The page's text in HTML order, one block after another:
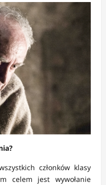
członków klasy
celem jest wywołanie